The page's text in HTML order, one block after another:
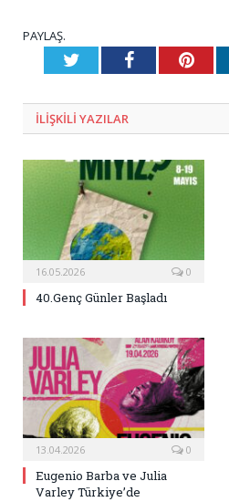
PAYLAŞ.
TwitterFacebook
ILIŞKILI YAZILAR
16.05.2026 0
40.Genç Günler Başladı
13.04.2026 0
Eugenio Barba ve Julia
Varley Türkiye’de